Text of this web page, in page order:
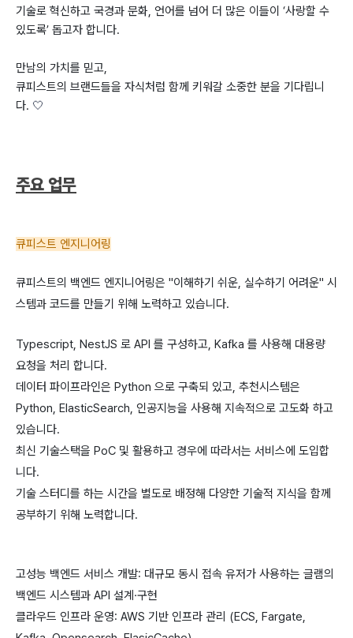
기술로 혁신하고 국경과 문화, 언어를 넘어 더 많은 이들이 ‘사랑할 수
있도록’ 돕고자 합니다.
만남의 가치를 믿고,
큐피스트의 브랜드들을 자식처럼 함께 키워갈 소중한 분을 기다립니
다. 🤍
주요 업무
큐피스트 엔지니어링
큐피스트의 백엔드 엔지니어링은 "이해하기 쉬운, 실수하기 어려운" 시
스템과 코드를 만들기 위해 노력하고 있습니다.
Typescript, NestJS 로 API 를 구성하고, Kafka 를 사용해 대용량
요청을 처리 합니다.
데이터 파이프라인은 Python 으로 구축되 있고, 추천시스템은
Python, ElasticSearch, 인공지능을 사용해 지속적으로 고도화 하고
있습니다.
최신 기술스택을 PoC 및 활용하고 경우에 따라서는 서비스에 도입합
니다.
기술 스터디를 하는 시간을 별도로 배정해 다양한 기술적 지식을 함께
공부하기 위해 노력합니다.
고성능 백엔드 서비스 개발: 대규모 동시 접속 유저가 사용하는 글램의
백엔드 시스템과 API 설계·구현
클라우드 인프라 운영: AWS 기반 인프라 관리 (ECS, Fargate,